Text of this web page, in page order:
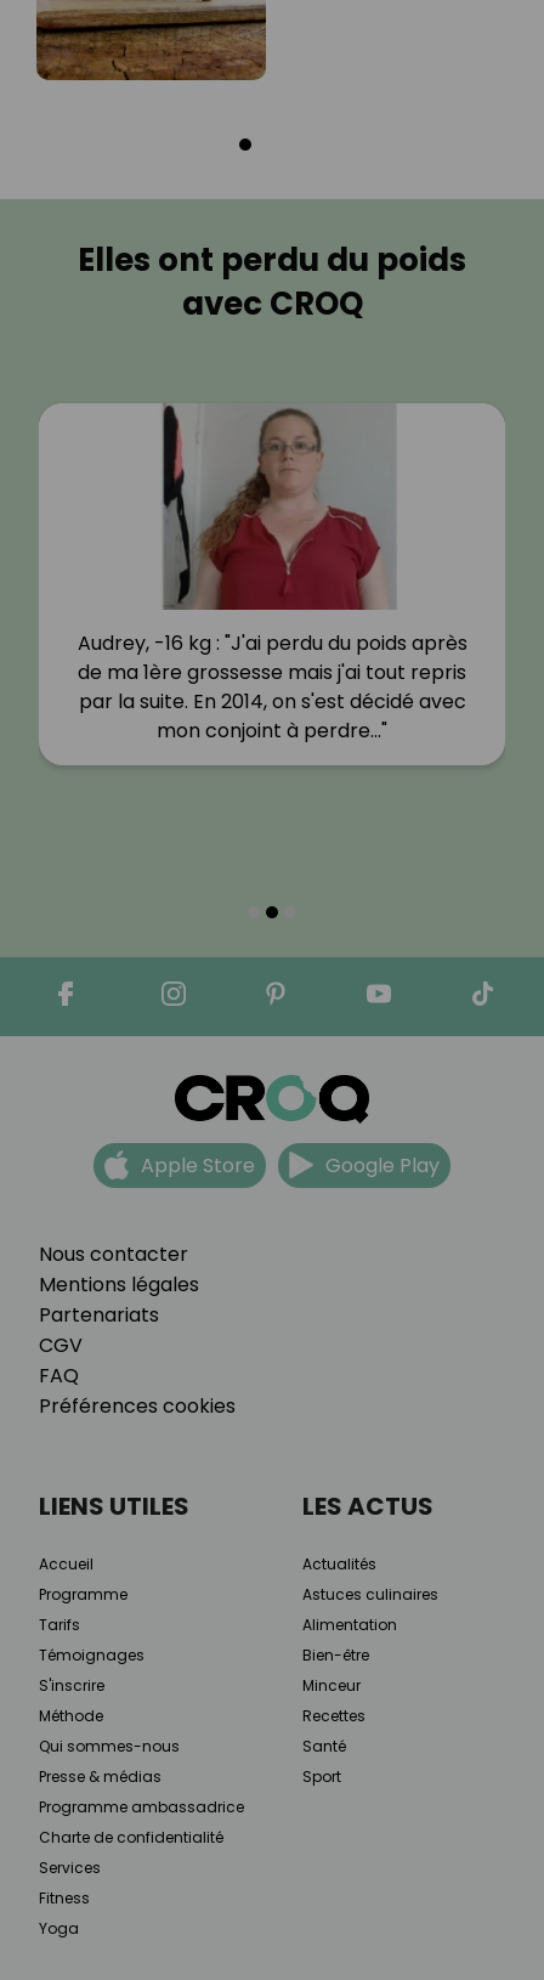
Elles ont perdu du poids
avec CROQ
Audrey, -16 kg : "J'ai perdu du poids après
de ma 1ère grossesse mais j'ai tout repris
par la suite. En 2014, on s'est décidé avec
mon conjoint à perdre…"
Nous contacter
Mentions légales
Partenariats
CGV
FAQ
Préférences cookies
Apple Store Google Play
LIENS UTILES
Accueil
Programme
Tarifs
Témoignages
S'inscrire
Méthode
Qui sommes-nous
Presse & médias
Programme ambassadrice
Charte de confidentialité
Services
Fitness
Yoga
LES ACTUS
Actualités
Astuces culinaires
Alimentation
Bien-être
Minceur
Recettes
Santé
Sport